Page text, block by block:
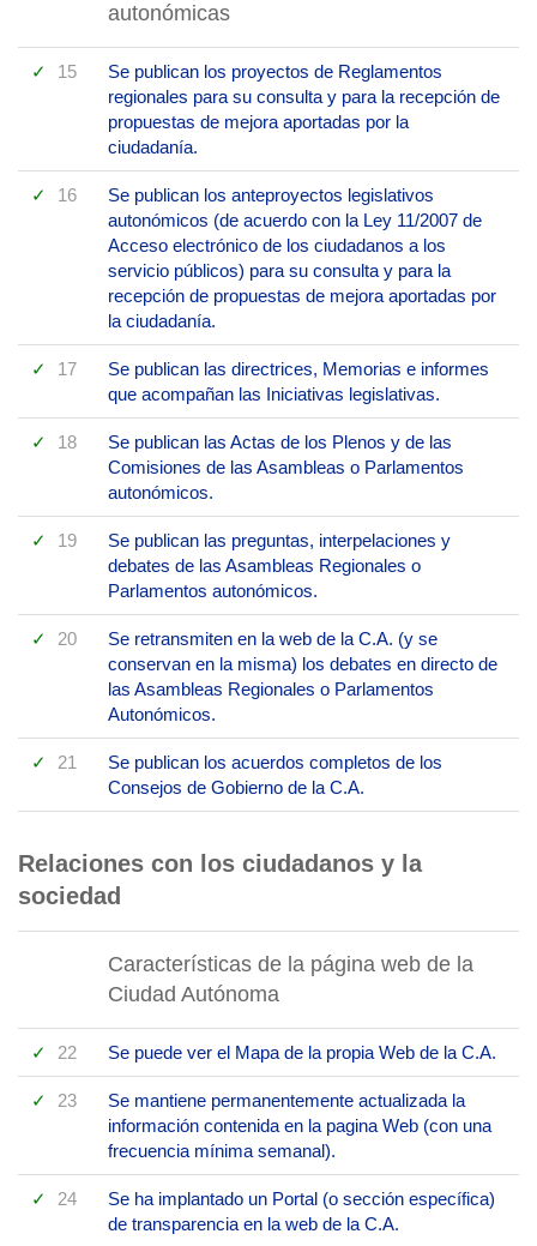
autonómicas
15
Se publican los proyectos de Reglamentos
regionales para su consulta y para la recepción de
propuestas de mejora aportadas por la
ciudadanía.
16
Se publican los anteproyectos legislativos
autonómicos (de acuerdo con la Ley 11/2007 de
Acceso electrónico de los ciudadanos a los
servicio públicos) para su consulta y para la
recepción de propuestas de mejora aportadas por
la ciudadanía.
17
Se publican las directrices, Memorias e informes
que acompañan las Iniciativas legislativas.
18
Se publican las Actas de los Plenos y de las
Comisiones de las Asambleas o Parlamentos
autonómicos.
19
Se publican las preguntas, interpelaciones y
debates de las Asambleas Regionales o
Parlamentos autonómicos.
20
Se retransmiten en la web de la C.A. (y se
conservan en la misma) los debates en directo de
las Asambleas Regionales o Parlamentos
Autonómicos.
21
Se publican los acuerdos completos de los
Consejos de Gobierno de la C.A.
Relaciones con los ciudadanos y la
sociedad
Características de la página web de la
Ciudad Autónoma
22 Se puede ver el Mapa de la propia Web de la C.A.
23
Se mantiene permanentemente actualizada la
información contenida en la pagina Web (con una
frecuencia mínima semanal).
24
Se ha implantado un Portal (o sección específica)
de transparencia en la web de la C.A.